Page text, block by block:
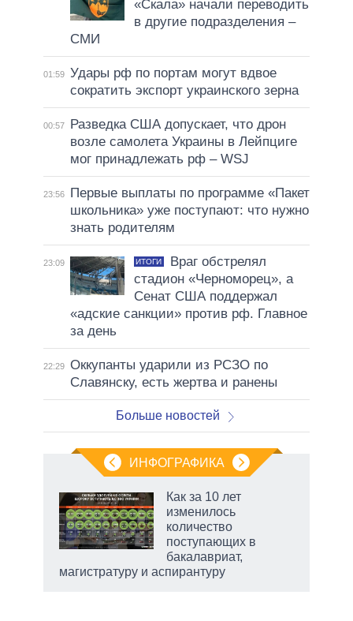
«Скала» начали переводить
в другие подразделения –
СМИ
01:59 Удары рф по портам могут вдвое
сократить экспорт украинского зерна
00:57
Разведка США допускает, что дрон
возле самолета Украины в Лейпциге
мог принадлежать рф – WSJ
23:56
Первые выплаты по программе «Пакет
школьника» уже поступают: что нужно
знать родителям
23:09 ИТОГИ
Враг обстрелял
стадион «Черноморец», а
Сенат США поддержал
«адские санкции» против рф. Главное
за день
22:29 Оккупанты ударили из РСЗО по
Славянску, есть жертва и ранены
Больше новостей
ИНФОГРАФИКА
Как за 10 лет
изменилось
количество
поступающих в
бакалавриат,
магистратуру и аспирантуру